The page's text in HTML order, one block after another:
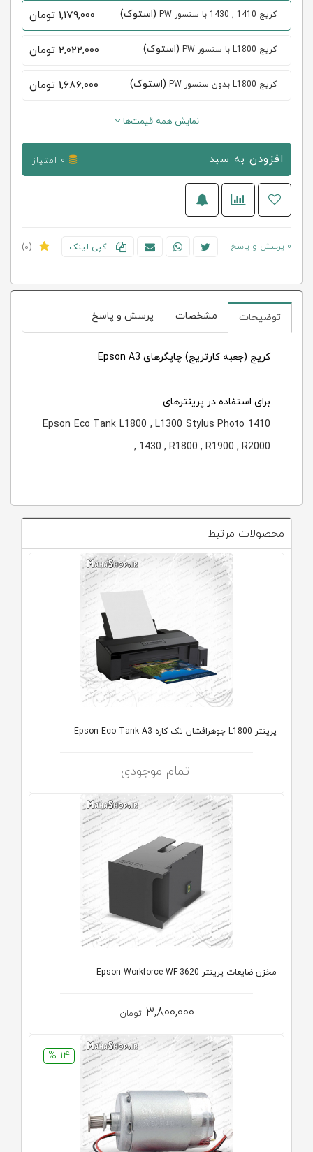
کریج 1410 , 1430 با سنسور PW (استوک) 1,179,000 تومان
کریج L1800 با سنسور PW (استوک) 2,022,000 تومان
کریج L1800 بدون سنسور PW (استوک) 1,686,000 تومان
نمایش همه قیمت‌ها
افزودن به سبد
0 پرسش و پاسخ کپی لینک -
(0)
توضیحات مشخصات پرسش و پاسخ
کریج (جعبه کارتریج) چاپگرهای Epson A3
برای استفاده در پرینترهای :
Epson Eco Tank L1800 , L1300 Stylus Photo 1410
, 1430 , R1800 , R1900 , R2000
محصولات مرتبط
پرینتر L1800 جوهرافشان تک کاره Epson Eco Tank A3
اتمام موجودی
مخزن ضایعات پرینتر Epson Workforce WF-3620
3,800,000 تومان
14 %